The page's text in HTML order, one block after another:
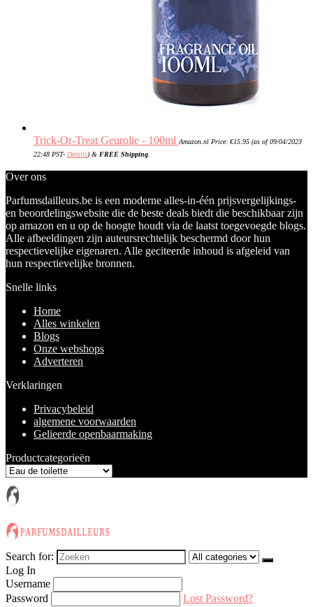
Trick-Or-Treat Geurolie - 100ml Amazon.nl Price: €15.95 (as of 09/04/2023
22:48 PST- Details) & FREE Shipping
Over ons
Parfumsdailleurs.be is een moderne alles-in-één prijsvergelijkings-
en beoordelingswebsite die de beste deals biedt die beschikbaar zijn
op amazon en u op de hoogte houdt via de laatst toegevoegde blogs.
Alle afbeeldingen zijn auteursrechtelijk beschermd door hun
respectievelijke eigenaren. Alle geciteerde inhoud is afgeleid van
hun respectievelijke bronnen.
Snelle links
Home
Alles winkelen
Blogs
Onze webshops
Adverteren
Verklaringen
Privacybeleid
algemene voorwaarden
Gelieerde openbaarmaking
Productcategorieën
Search for:
Log In
Username
Password
Lost Password?